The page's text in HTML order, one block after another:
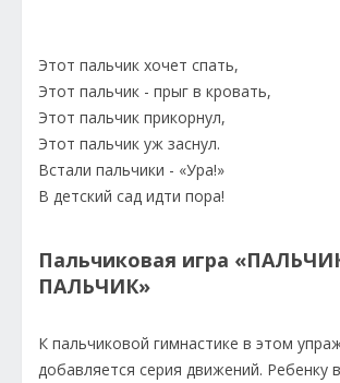
Этот пальчик хочет спать,
Этот пальчик - прыг в кровать,
Этот пальчик прикорнул,
Этот пальчик уж заснул.
Встали пальчики - «Ура!»
В детский сад идти пора!
Пальчиковая игра
ПАЛЬЧИК»
К пальчиковой гимнастике в этом
добавляется серия движений. Ребенку